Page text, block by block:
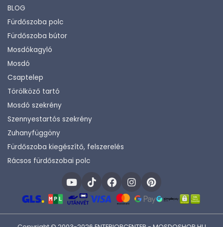
BLOG
Fürdőszoba polc
Fürdőszoba bútor
Mosdókagyló
Mosdó
Csaptelep
Törölköző tartó
Mosdó szekrény
Szennyestartós szekrény
Zuhanyfüggöny
Fürdőszoba kiegészítő, felszerelés
Rácsos fürdőszobai polc